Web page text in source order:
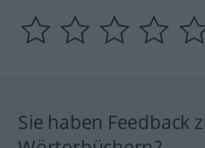
Sie haben Feedback